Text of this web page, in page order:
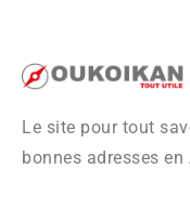
Le site pour tout
bonnes adresses en